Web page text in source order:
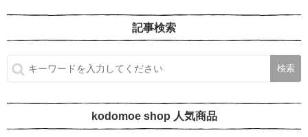
記事検索
kodomoe shop 人気商品